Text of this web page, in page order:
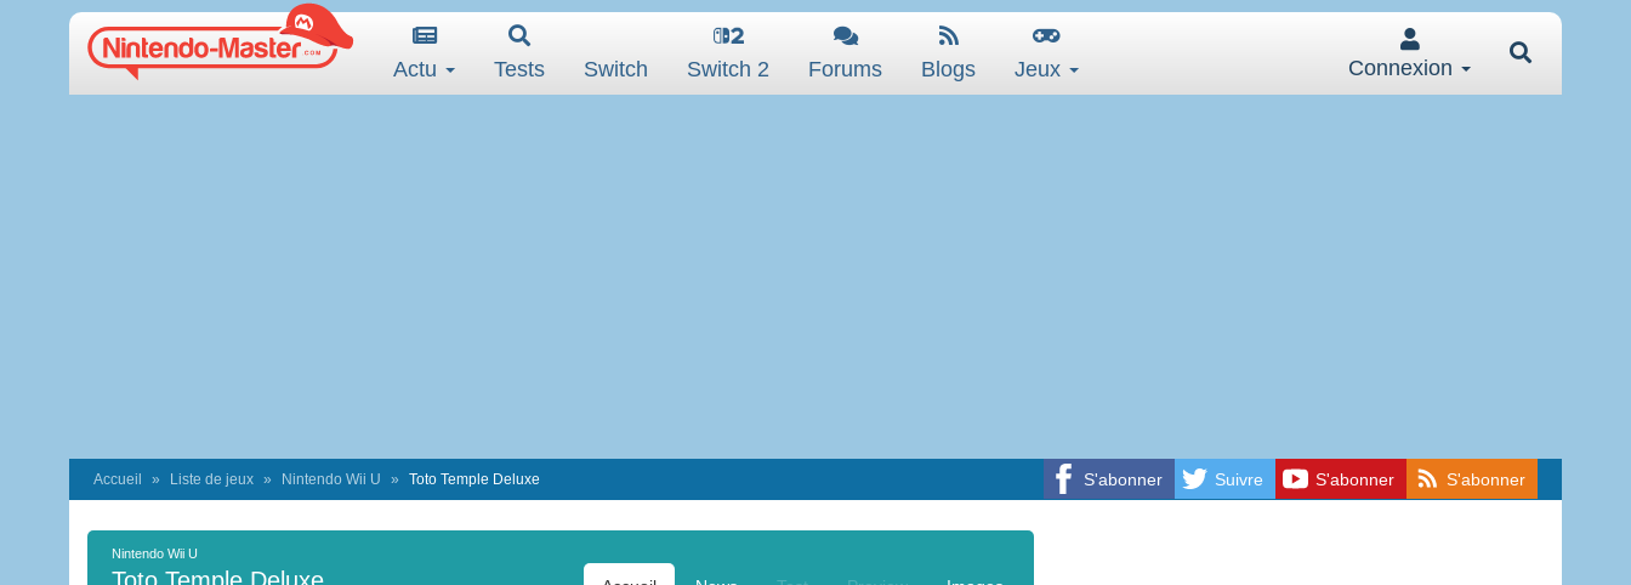
Actu Tests Switch Switch 2 Forums Blogs Jeux Connexion
S'abonner Suivre S'abonner S'abonner
Accueil Liste de jeux Nintendo Wii U Toto Temple Deluxe
Nintendo Wii U